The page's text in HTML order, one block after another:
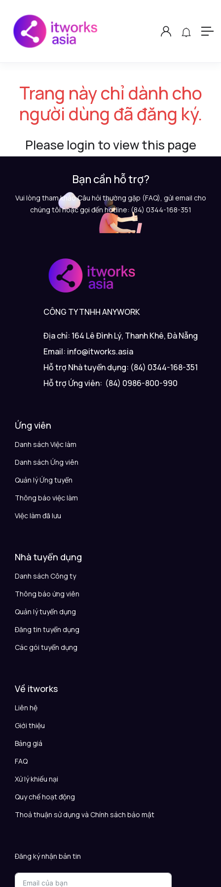
Trang này chỉ dành cho
người dùng đã đăng ký.
Please login to view this page
Bạn cần hỗ trợ?
Vui lòng tham khảo Câu hỏi thường gặp (FAQ), gửi email cho
chúng tôi hoặc gọi đến hotline: (84) 0344-168-351
CÔNG TY TNHH ANYWORK
Địa chỉ: 164 Lê Đình Lý, Thanh Khê, Đà Nẵng
Email: info@itworks.asia
Hỗ trợ Nhà tuyển dụng: (84) 0344-168-351
Hỗ trợ Ứng viên: (84) 0986-800-990
Ứng viên
Danh sách Việc làm
Danh sách Ứng viên
Quản lý Ứng tuyển
Thông báo việc làm
Việc làm đã lưu
Nhà tuyển dụng
Danh sách Công ty
Thông báo ứng viên
Quản lý tuyển dụng
Đăng tin tuyển dụng
Các gói tuyển dụng
Về itworks
Liên hệ
Giới thiệu
Bảng giá
FAQ
Xử lý khiếu nại
Quy chế hoạt động
Thoả thuận sử dụng và Chính sách bảo mật
Đăng ký nhận bản tin